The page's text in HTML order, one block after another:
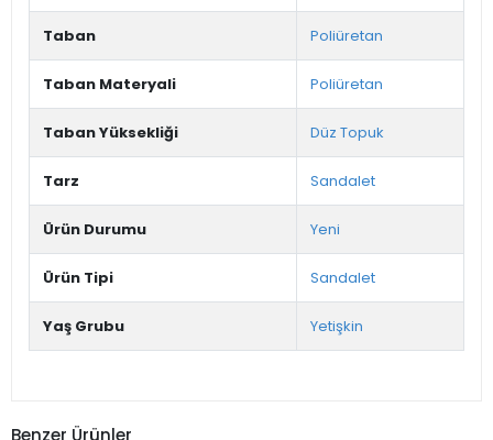
Taban Poliüretan
Taban Materyali Poliüretan
Taban Yüksekliği Düz Topuk
Tarz Sandalet
Ürün Durumu Yeni
Ürün Tipi Sandalet
Yaş Grubu Yetişkin
Benzer Ürünler